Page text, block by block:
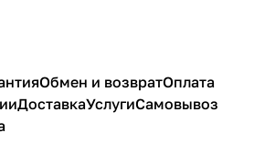
Обмен и возвратОплата
ДоставкаУслугиСамовывоз